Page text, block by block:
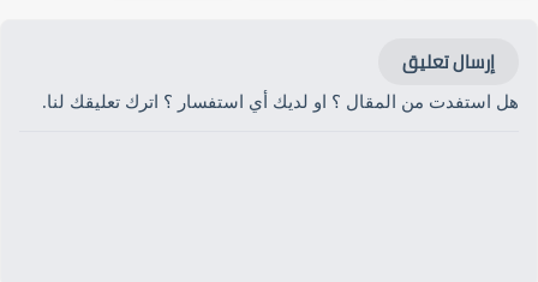
إرسال تعليق
هل استفدت من المقال ؟ او لديك أي استفسار ؟ اترك تعليقك لنا.